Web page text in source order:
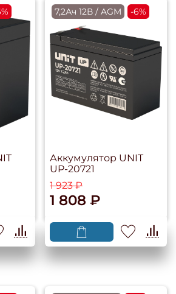
7,2Ач 12В / AGM -6%
Аккумулятор UNIT
UP-20721
1 923 ₽
1 808 ₽